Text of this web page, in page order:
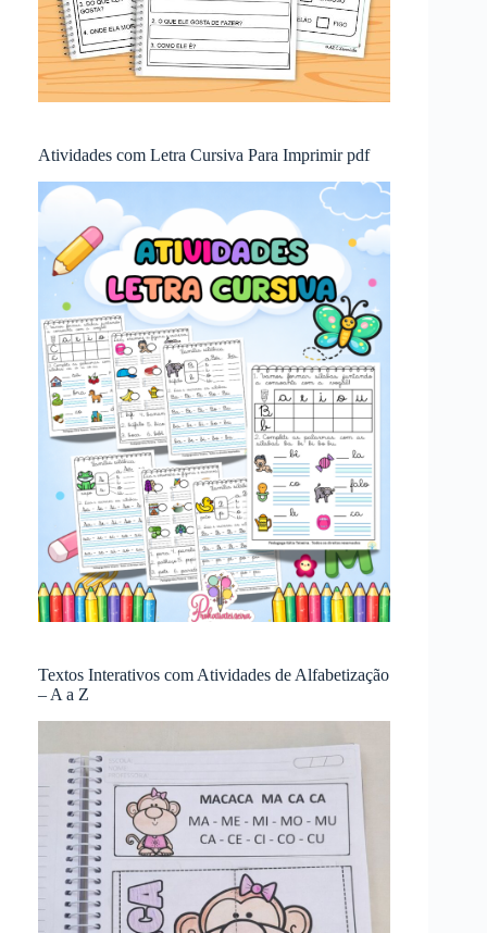
Atividades com Letra Cursiva Para Imprimir pdf
Textos Interativos com Atividades de Alfabetização
– A a Z